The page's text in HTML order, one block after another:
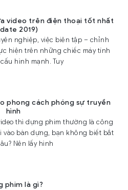
video trên điện thoại tốt nhất
2019)
nghiệp, việc biên tập – chỉnh
hiện trên những chiếc máy tính
hình mạnh. Tuy
phong cách phóng sự truyền
hình
thì dựng phim thường là công
vào bàn dựng, bạn không biết bắt
Nên lấy hình
phim là gì?